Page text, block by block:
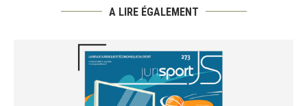
A LIRE ÉGALEMENT